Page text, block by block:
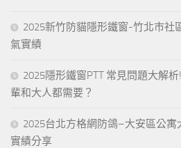
2025新竹防貓隱形鐵窗-竹北市社
氣實績
2025隱形鐵窗PTT 常見問題大解
輩和大人都需要？
2025台北方格網防鴿–大安區公
實績分享